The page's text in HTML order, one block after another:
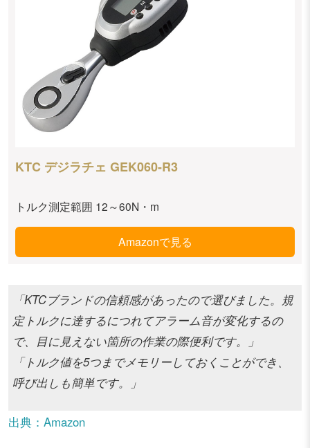
KTC デジラチェ GEK060-R3
トルク測定範囲 12～60N・m
Amazonで見る
「KTCブランドの信頼感があったので選びました。規
定トルクに達するにつれてアラーム音が変化するの
で、目に見えない箇所の作業の際便利です。」
「トルク値を5つまでメモリーしておくことができ、
呼び出しも簡単です。」
出典：Amazon